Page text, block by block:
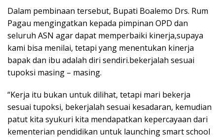
Dalam pembinaan tersebut, Bupati Boalemo Drs. Rum
Pagau mengingatkan kepada pimpinan OPD dan
seluruh ASN agar dapat memperbaiki kinerja,supaya
kami bisa menilai, tetapi yang menentukan kinerja
bapak dan ibu adalah diri sendiri.bekerjalah sesuai
tupoksi masing – masing.
“Kerja itu bukan untuk dilihat, tetapi mari bekerja
sesuai tupoksi, bekerjalah sesuai kesadaran, kemudian
patut kita syukuri kita mendapatkan kepercayaan dari
kementerian pendidikan untuk launching smart school